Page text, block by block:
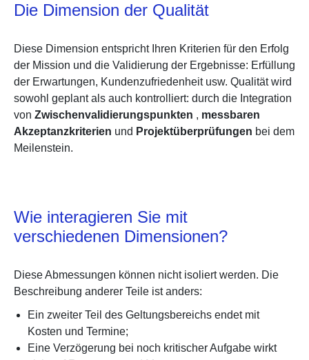
Die Dimension der Qualität
Diese Dimension entspricht Ihren Kriterien für den Erfolg
der Mission und die Validierung der Ergebnisse: Erfüllung
der Erwartungen, Kundenzufriedenheit usw. Qualität wird
sowohl geplant als auch kontrolliert: durch die Integration
von Zwischenvalidierungspunkten , messbaren
Akzeptanzkriterien und Projektüberprüfungen bei dem
Meilenstein.
Wie interagieren Sie mit
verschiedenen Dimensionen?
Diese Abmessungen können nicht isoliert werden. Die
Beschreibung anderer Teile ist anders:
Ein zweiter Teil des Geltungsbereichs endet mit
Kosten und Termine;
Eine Verzögerung bei noch kritischer Aufgabe wirkt